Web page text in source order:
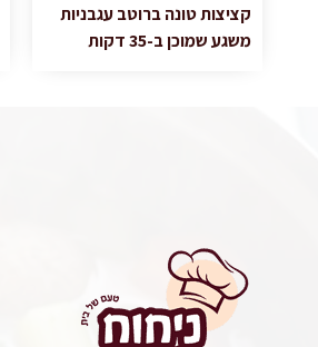
קציצות טונה ברוטב עגבניות
משגע שמוכן ב-35 דקות